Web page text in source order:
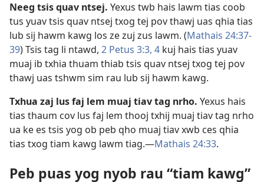
Neeg tsis quav ntsej. Yexus twb hais lawm tias coob
tus yuav tsis quav ntsej txog tej pov thawj uas qhia tias
lub sij hawm kawg los ze zuj zus lawm. (Mathais 24:37-
39) Tsis tag li ntawd, 2 Petus 3:3, 4 kuj hais tias yuav
muaj ib txhia thuam thiab tsis quav ntsej txog tej pov
thawj uas tshwm sim rau lub sij hawm kawg.
Txhua zaj lus faj lem muaj tiav tag nrho. Yexus hais
tias thaum cov lus faj lem thooj txhij muaj tiav tag nrho
ua ke es tsis yog ob peb qho muaj tiav xwb ces qhia
tias txog tiam kawg lawm tiag.​—Mathais 24:33.
Peb puas yog nyob rau “tiam kawg”